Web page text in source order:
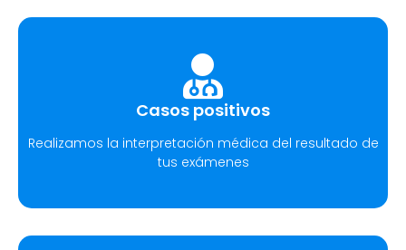
Casos positivos
Realizamos la interpretación médica del resultado de
tus exámenes